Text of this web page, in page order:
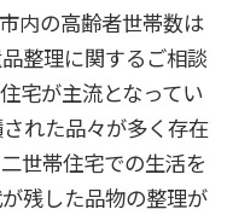
内の高齢者世帯数は
整理に関するご相談
宅が主流となってい
れた品々が多く存在
世帯住宅での生活を
残した品物の整理が